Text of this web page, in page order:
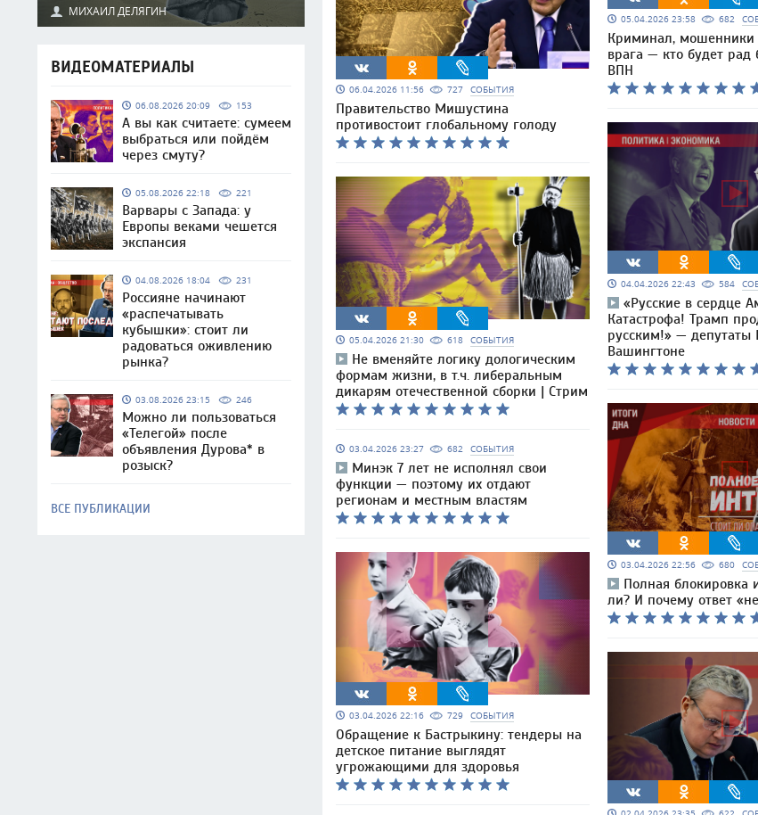
МИХАИЛ ДЕЛЯГИН
ВИДЕОМАТЕРИАЛЫ
06.08.2026 20:09 153
А вы как считаете: сумеем
выбраться или пойдём
через смуту?
05.08.2026 22:18 221
Варвары с Запада: у
Европы веками чешется
экспансия
04.08.2026 18:04 231
Россияне начинают
«распечатывать
кубышки»: стоит ли
радоваться оживлению
рынка?
03.08.2026 23:15 246
Можно ли пользоваться
«Телегой» после
объявления Дурова* в
розыск?
ВСЕ ПУБЛИКАЦИИ
06.04.2026 11:56 727 СОБЫТИЯ
Правительство Мишустина
противостоит глобальному голоду
05.04.2026 21:30 618 СОБЫТИЯ
Не вменяйте логику дологическим
формам жизни, в т.ч. либеральным
дикарям отечественной сборки | Стрим
03.04.2026 23:27 682 СОБЫТИЯ
Минэк 7 лет не исполнял свои
функции — поэтому их отдают
регионам и местным властям
03.04.2026 22:16 729 СОБЫТИЯ
Обращение к Бастрыкину: тендеры на
детское питание выглядят
угрожающими для здоровья
05.04.2026 23:58 682
Криминал, мошенники
врага — кто будет рад
ВПН
04.04.2026 22:43 584
«Русские в сердце
Катастрофа! Трамп
русским!» — депутаты
Вашингтоне
03.04.2026 22:56 680
Полная блокировка
ли? И почему ответ